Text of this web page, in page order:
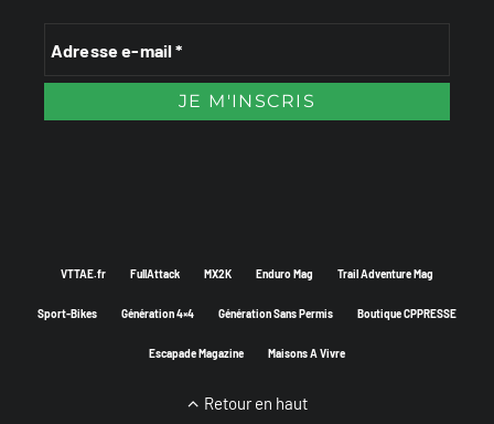
VTTAE.fr FullAttack MX2K Enduro Mag Trail Adventure Mag
Sport-Bikes Génération 4×4 Génération Sans Permis Boutique CPPRESSE
Escapade Magazine Maisons A Vivre
Retour en haut